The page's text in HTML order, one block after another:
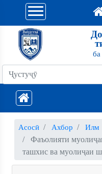
Асосӣ Ахбор Илм
Фаъолияти
ташхис ва муолиҷаи